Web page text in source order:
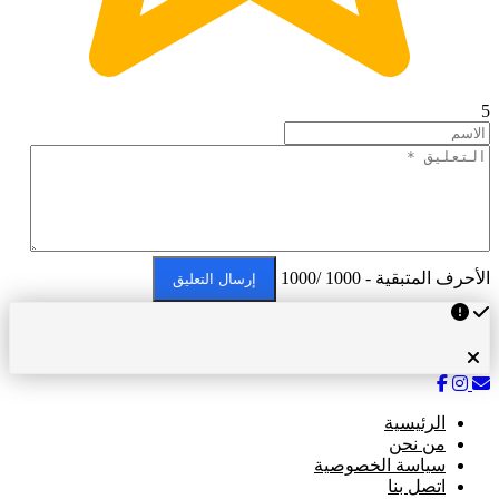
5
الأحرف المتبقية - 1000 /1000 إرسال التعليق
الرئيسية
من نحن
سياسة الخصوصية
اتصل بنا